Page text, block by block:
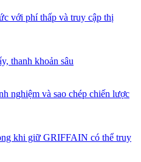
với phí thấp và truy cập thị
thanh khoản sâu
nghiệm và sao chép chiến lược
khi giữ GRIFFAIN có thể truy